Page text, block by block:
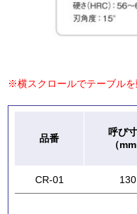
※横スクロールでテーブル
品番
呼び
（mm
CR-01 130